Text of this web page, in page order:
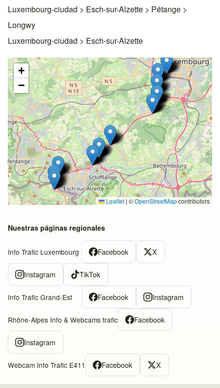
Luxembourg-ciudad > Esch-sur-Alzette > Pétange >
Longwy
Luxembourg-ciudad > Esch-sur-Alzette
+
−
Leaflet | ©OpenStreetMapcontributors
Nuestras páginas regionales
Info Trafic Luxembourg Facebook X
Instagram TikTok
Info Trafic Grand-Est Facebook Instagram
Rhône-Alpes Info & Webcams trafic Facebook
Instagram
Webcam Info Trafic E411 Facebook X